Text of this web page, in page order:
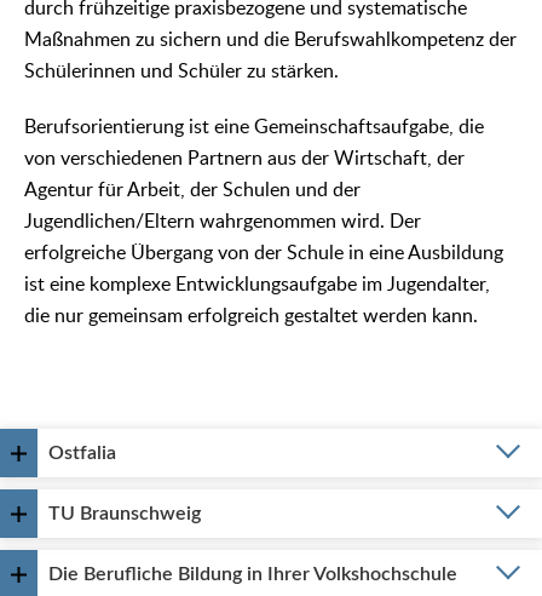
durch frühzeitige praxisbezogene und systematische
Maßnahmen zu sichern und die Berufswahlkompetenz der
Schülerinnen und Schüler zu stärken.
Berufsorientierung ist eine Gemeinschaftsaufgabe, die
von verschiedenen Partnern aus der Wirtschaft, der
Agentur für Arbeit, der Schulen und der
Jugendlichen/Eltern wahrgenommen wird. Der
erfolgreiche Übergang von der Schule in eine Ausbildung
ist eine komplexe Entwicklungsaufgabe im Jugendalter,
die nur gemeinsam erfolgreich gestaltet werden kann.
Ostfalia
TU Braunschweig
Die Berufliche Bildung in Ihrer Volkshochschule